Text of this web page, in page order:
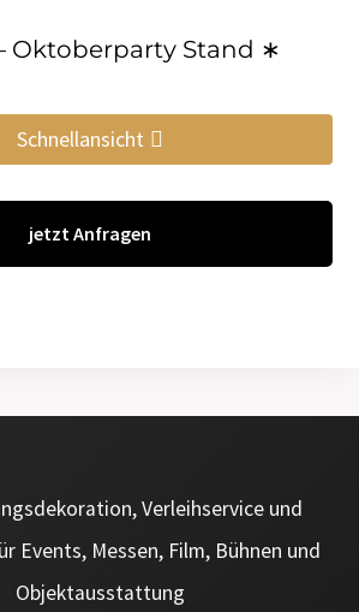
Oktoberparty Stand ∗
Schnellansicht
jetzt Anfragen
Verleihservice und
Events, Messen, Film, Bühnen und
Objektausstattung